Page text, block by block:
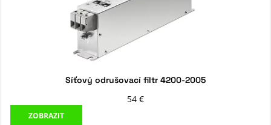
Síťový odrušovací filtr 4200-2005
54 €
ZOBRAZIT